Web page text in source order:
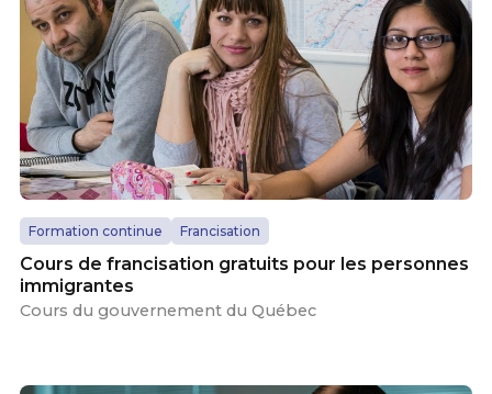
Formation continue Francisation
Cours de francisation gratuits pour les personnes
immigrantes
Cours du gouvernement du Québec